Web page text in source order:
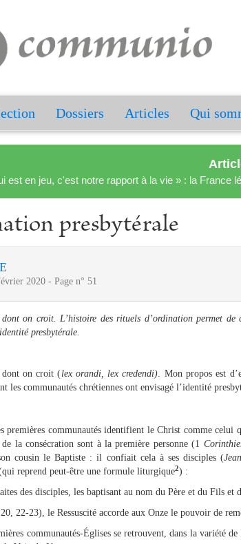
Dossiers Articles Qui
est en jeu, c'est notre rapport à la vie » : la France
presbytérale
2020 - Page n° 51
on croit. L’histoire des rituels d’ordination permet de
presbytérale.
dont on croit (lex orandi, lex credendi). Mon propos est
les communautés chrétiennes ont envisagé l’identité
premières communautés identifient le Christ comme celui
la consécration sont à la première personne (1
cousin le Baptiste : il confiait cela à ses disciples (Jean
reprend peut-être une formule liturgique2) :
des disciples, les baptisant au nom du Père et du Fils et
20, 22-23), le Ressuscité accorde aux Onze le pouvoir de
communautés-Églises se retrouvent, dans la variété